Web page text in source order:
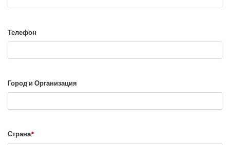
Телефон
Город и Организация
Страна*